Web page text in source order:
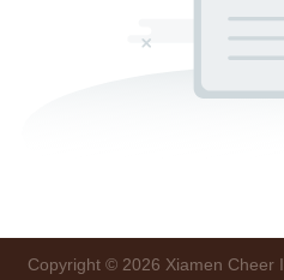
Copyright © 2026 Xiamen Cheer